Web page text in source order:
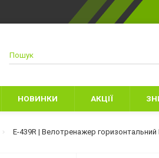
НОВИНКИ АКЦІЇ
E-439R | Велотренажер горизонтальний